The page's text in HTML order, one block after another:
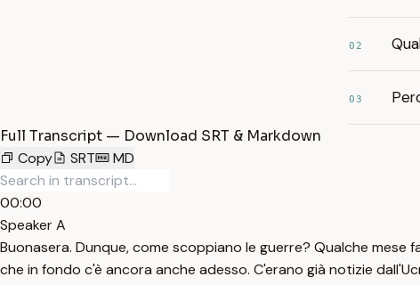
02
03
Full Transcript — Download SRT & Markdown
Copy
SRT MD
00:00
Speaker A
Buonasera. Dunque, come scoppiano le guerre? Qualche
che in fondo c'è ancora anche adesso. C'erano già notizie